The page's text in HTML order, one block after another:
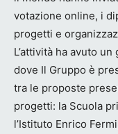
votazione online, i
progetti e
L’attività ha avuto
dove Il Gruppo è
tra le proposte
progetti: la Scuola
l’Istituto Enrico